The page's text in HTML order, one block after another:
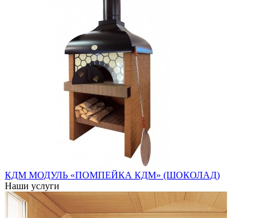
КДМ МОДУЛЬ «ПОМПЕЙКА КДМ» (ШОКОЛАД)
Наши услуги